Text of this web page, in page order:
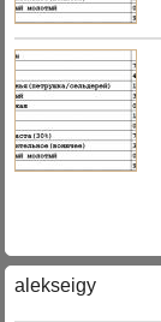
alekseigy